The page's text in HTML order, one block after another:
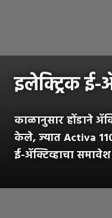
इलेक्ट्रिक ई-
काळानुसार होंडाने
केले, ज्यात Activa
ई-ॲक्टिव्हाचा